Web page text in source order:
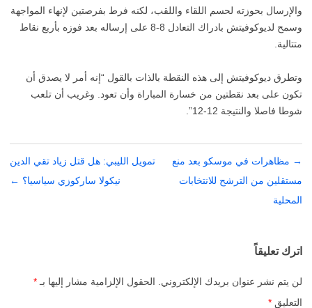
والإرسال بحوزته لحسم اللقاء واللقب، لكنه فرط بفرصتين لإنهاء المواجهة
وسمح لديوكوفيتش بادراك التعادل 8-8 على إرساله بعد فوزه بأربع نقاط
متتالية.
وتطرق ديوكوفيتش إلى هذه النقطة بالذات بالقول “إنه أمر لا يصدق أن
تكون على بعد نقطتين من خسارة المباراة وأن تعود. وغريب أن تلعب
شوطا فاصلا والنتيجة 12-12”.
تصفّح
المقالات
→ مظاهرات في موسكو بعد منع
مستقلين من الترشح للانتخابات
المحلية
تمويل الليبي: هل قتل زياد تقي الدين
نيكولا ساركوزي سياسيا؟ ←
اترك تعليقاً
لن يتم نشر عنوان بريدك الإلكتروني. الحقول الإلزامية مشار إليها بـ *
التعليق *